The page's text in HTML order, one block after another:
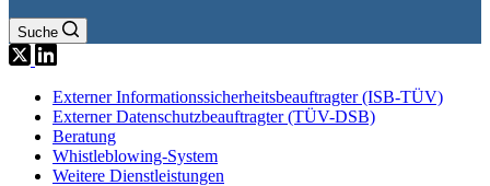
Suche
Externer Informationssicherheitsbeauftragter (ISB-TÜV)
Externer Datenschutzbeauftragter (TÜV-DSB)
Beratung
Whistleblowing-System
Weitere Dienstleistungen